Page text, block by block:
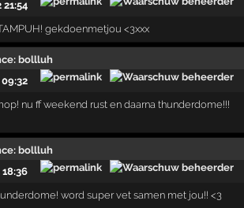
gekdoenmetjou <3xxx
bollluh
nu ff weekend rust en daarna thunderdome!!!
bollluh
word super vet samen met jou!! <3